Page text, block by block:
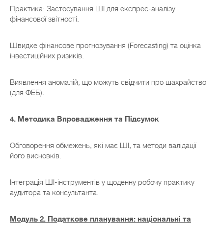
Практика: Застосування ШІ для експрес-аналізу
фінансової звітності.
Швидке фінансове прогнозування (Forecasting) та оцінка
інвестиційних ризиків.
Виявлення аномалій, що можуть свідчити про шахрайство
(для ФЕБ).
4. Методика Впровадження та Підсумок
Обговорення обмежень, які має ШІ, та методи валідації
його висновків.
Інтеграція ШІ-інструментів у щоденну робочу практику
аудитора та консультанта.
Модуль 2. Податкове планування: національні та